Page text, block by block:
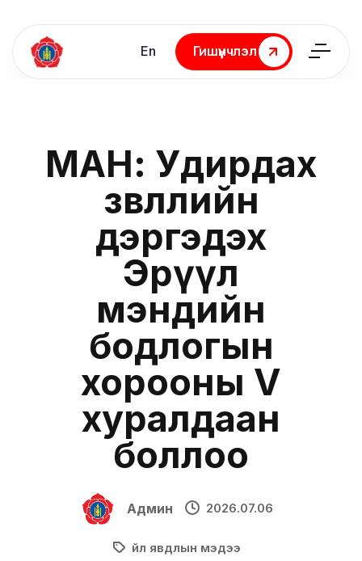
En
Гишүүнчлэл
Гишүүнчлэл
МАН: Удирдах
зөвлөлийн
дэргэдэх
Эрүүл
мэндийн
бодлогын
хорооны V
хуралдаан
боллоо
Админ 2026.07.06
Үйл явдлын мэдээ